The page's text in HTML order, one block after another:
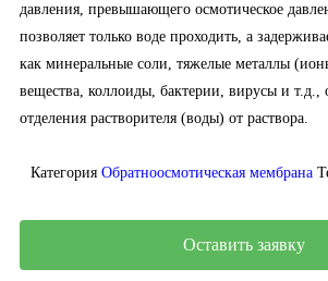
давления, превышающего осмотическое
позволяет только воде проходить, а
как минеральные соли, тяжелые металлы
вещества, коллоиды, бактерии, вирусы и т.д.,
отделения растворителя (воды) от раствора.
Категория Обратноосмотическая мембрана
Оставить заявку